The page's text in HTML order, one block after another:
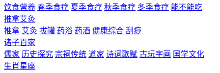
饮食营养 春季食疗 夏季食疗 秋季食疗 冬季食疗 能不能吃
推拿艾灸
推拿 艾灸 拔罐 药浴 药酒 健康综合 刮痧
诸子百家
儒家 历史探究 宗祠传统 道家 诗词歌赋 古玩字画 国学文化
生肖星座